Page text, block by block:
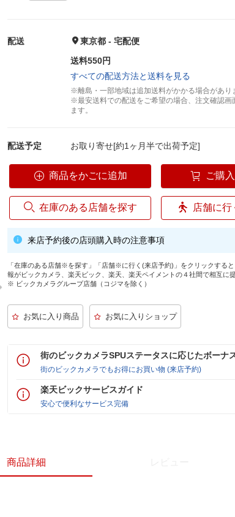
配送
東京都 - 宅配便
送料550円
すべての配送方法と送料を見る
※離島・一部地域は追加送料がかかる場合があり
※最安送料での配送をご希望の場合、注文確認
ます。
配送予定 お取り寄せ[約1ヶ月半で出荷予定]
商品をかごに追加 ご購
在庫のある店舗を探す 店舗に
来店予約後の店頭購入時の注意事項
「在庫のある店舗※を探す」「店舗※に行く(来店予約)」をクリックする
報がビックカメラ、楽天ビック、楽天、楽天ペイメントの４社間で相互に
※ ビックカメラグループ店舗（コジマを除く）
街のビックカメラSPUステータスに応じたボーナ
街のビックカメラでもお得にお買い物 (来店予約)
楽天ビックサービスガイド
安心で便利なサービス完備
商品詳細